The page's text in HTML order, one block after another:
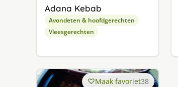
Adana Kebab
Avondeten & hoofdgerechten
Vleesgerechten
Maak favoriet38